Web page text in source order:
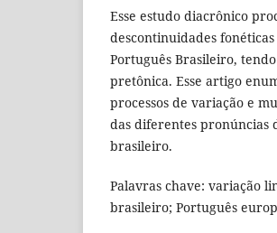
Esse estudo diacrônico
descontinuidades
Português Brasileiro,
pretônica. Esse artigo
processos de variação e
das diferentes pronúncias
brasileiro.
Palavras chave: variação
brasileiro; Português